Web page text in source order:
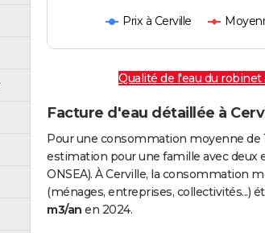
Prix à Cerville
Qualité de l'eau du robinet
Facture d'eau détaillée à
Pour une consommation moyenne de
estimation pour une famille avec deux
ONSEA). À Cerville, la consommation
(ménages, entreprises, collectivités...)
m3/an en 2024.